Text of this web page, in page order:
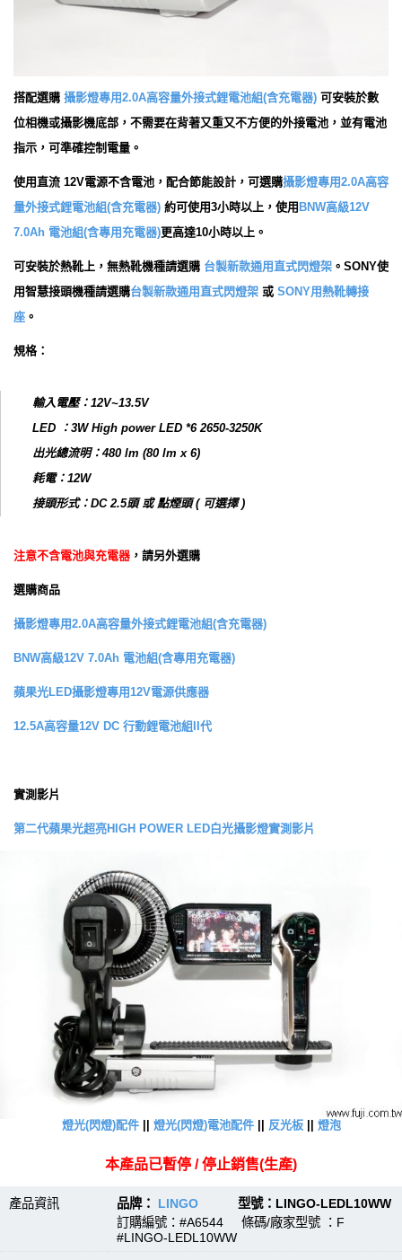
搭配選購 攝影燈專用2.0A高容量外接式鋰電池組(含充電器) 可安裝於數
位相機或攝影機底部，不需要在背著又重又不方便的外接電池，並有電池
指示，可準確控制電量。
使用直流 12V電源不含電池，配合節能設計，可選購攝影燈專用2.0A高容
量外接式鋰電池組(含充電器) 約可使用3小時以上，使用 BNW高級12V
7.0Ah 電池組(含專用充電器)更高達10小時以上。
可安裝於熱靴上，無熱靴機種請選購 台製新款通用直式閃燈架 。SONY使
用智慧接頭機種請選購台製新款通用直式閃燈架 或 SONY用熱靴轉接
座 。
規格：
輸入電壓：12V~13.5V
LED ：3W High power LED *6 2650-3250K
出光總流明：480 lm (80 lm x 6)
耗電：12W
接頭形式：DC 2.5頭 或 點煙頭 ( 可選擇 )
注意不含電池與充電器 ，請另外選購
選購商品
攝影燈專用2.0A高容量外接式鋰電池組(含充電器)
BNW高級12V 7.0Ah 電池組(含專用充電器)
蘋果光LED攝影燈專用12V電源供應器
12.5A高容量12V DC 行動鋰電池組II代
實測影片
第二代蘋果光超亮HIGH POWER LED白光攝影燈實測影片
燈光(閃燈)配件|| 燈光(閃燈)電池配件|| 反光板|| 燈泡
本產品已暫停 / 停止銷售(生產)
產品資訊 品牌： LINGO 型號：LINGO-LEDL10WW
訂購編號：#A6544 條碼/廠家型號 ：F
#LINGO-LEDL10WW